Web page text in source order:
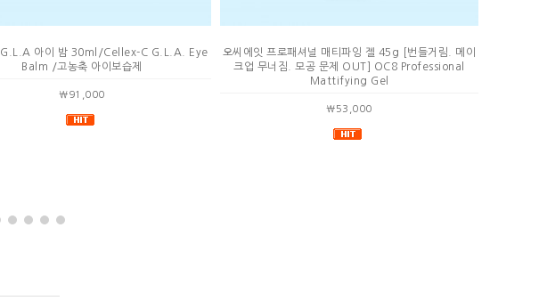
G.L.A 아이 밤 30ml/Cellex-C G.L.A. Eye
Balm /고농축 아이보습제
￦91,000
오씨에잇 프로패셔널 매티파잉 젤 45g [번들거림. 메이
크업 무너짐. 모공 문제 OUT] OC8 Professional
Mattifying Gel
￦53,000